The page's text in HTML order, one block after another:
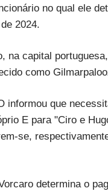
no qual ele
2024.
na capital
como
informou que
E para "Ciro e
se,
determina o